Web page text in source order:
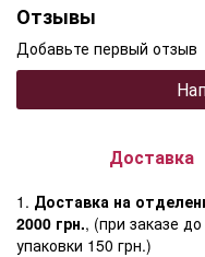
Отзывы
Добавьте первый отзыв
Доставка
1. Доставка на
2000 грн., (при заказе
упаковки 150 грн.)